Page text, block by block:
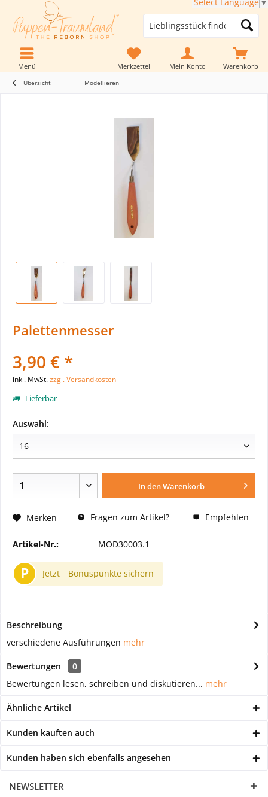
Warenkorb
Merkzettel Mein Konto
Menü
Übersicht Modellieren
Palettenmesser
3,90 € *
inkl. MwSt.zzgl. Versandkosten
Lieferbar
Auswahl:
In denWarenkorb
Merken Fragen zum Artikel? Empfehlen
Artikel-Nr.: MOD30003.1
P Jetzt Bonuspunkte sichern
Beschreibung
verschiedene Ausführungen mehr
Bewertungen
0
Bewertungen lesen, schreiben und diskutieren... mehr
Ähnliche Artikel
Kunden kauften auch
Kunden haben sich ebenfalls angesehen
NEWSLETTER